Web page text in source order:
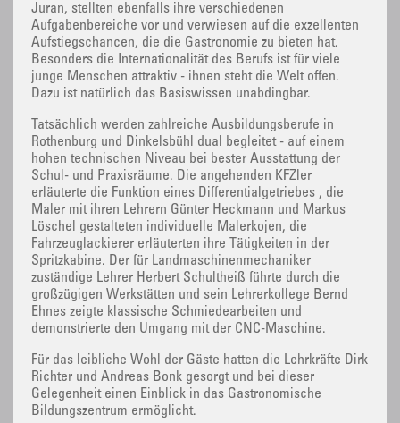
Juran, stellten ebenfalls ihre verschiedenen
Aufgabenbereiche vor und verwiesen auf die exzellenten
Aufstiegschancen, die die Gastronomie zu bieten hat.
Besonders die Internationalität des Berufs ist für viele
junge Menschen attraktiv - ihnen steht die Welt offen.
Dazu ist natürlich das Basiswissen unabdingbar.
Tatsächlich werden zahlreiche Ausbildungsberufe in
Rothenburg und Dinkelsbühl dual begleitet - auf einem
hohen technischen Niveau bei bester Ausstattung der
Schul- und Praxisräume. Die angehenden KFZler
erläuterte die Funktion eines Differentialgetriebes , die
Maler mit ihren Lehrern Günter Heckmann und Markus
Löschel gestalteten individuelle Malerkojen, die
Fahrzeuglackierer erläuterten ihre Tätigkeiten in der
Spritzkabine. Der für Landmaschinenmechaniker
zuständige Lehrer Herbert Schultheiß führte durch die
großzügigen Werkstätten und sein Lehrerkollege Bernd
Ehnes zeigte klassische Schmiedearbeiten und
demonstrierte den Umgang mit der CNC-Maschine.
Für das leibliche Wohl der Gäste hatten die Lehrkräfte Dirk
Richter und Andreas Bonk gesorgt und bei dieser
Gelegenheit einen Einblick in das Gastronomische
Bildungszentrum ermöglicht.